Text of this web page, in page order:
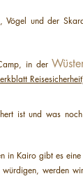
und der
in der
ist und was
in Kairo gibt es eine
werden